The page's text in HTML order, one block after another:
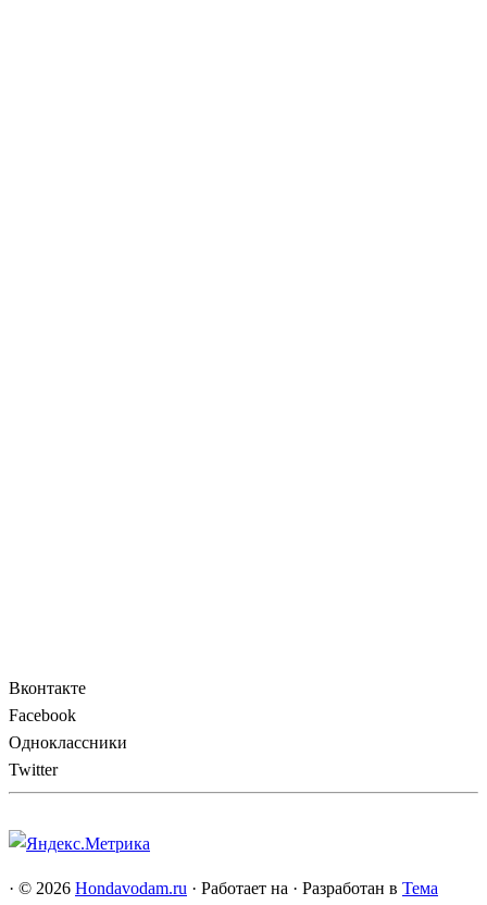
Вконтакте
Facebook
Одноклассники
Twitter
· © 2026 Hondavodam.ru · Работает на · Разработан в Тема